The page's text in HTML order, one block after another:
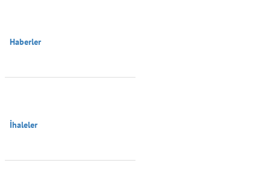
Haberler
İhaleler